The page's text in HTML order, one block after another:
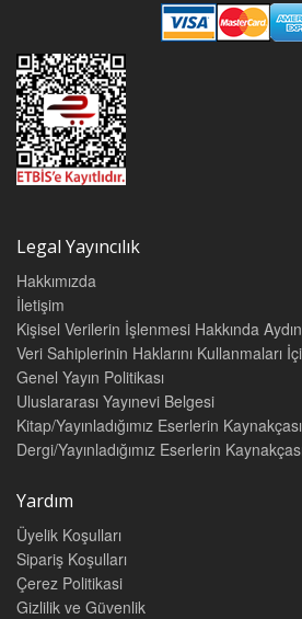
Legal Yayıncılık
Hakkımızda
İletişim
Kişisel Verilerin İşlenmesi Hakkında
Veri Sahiplerinin Haklarını Kullanmaları
Genel Yayın Politikası
Uluslararası Yayınevi Belgesi
Kitap/Yayınladığımız Eserlerin Kaynakçası
Dergi/Yayınladığımız Eserlerin Kaynakçası
Yardım
Üyelik Koşulları
Sipariş Koşulları
Çerez Politikasi
Gizlilik ve Güvenlik